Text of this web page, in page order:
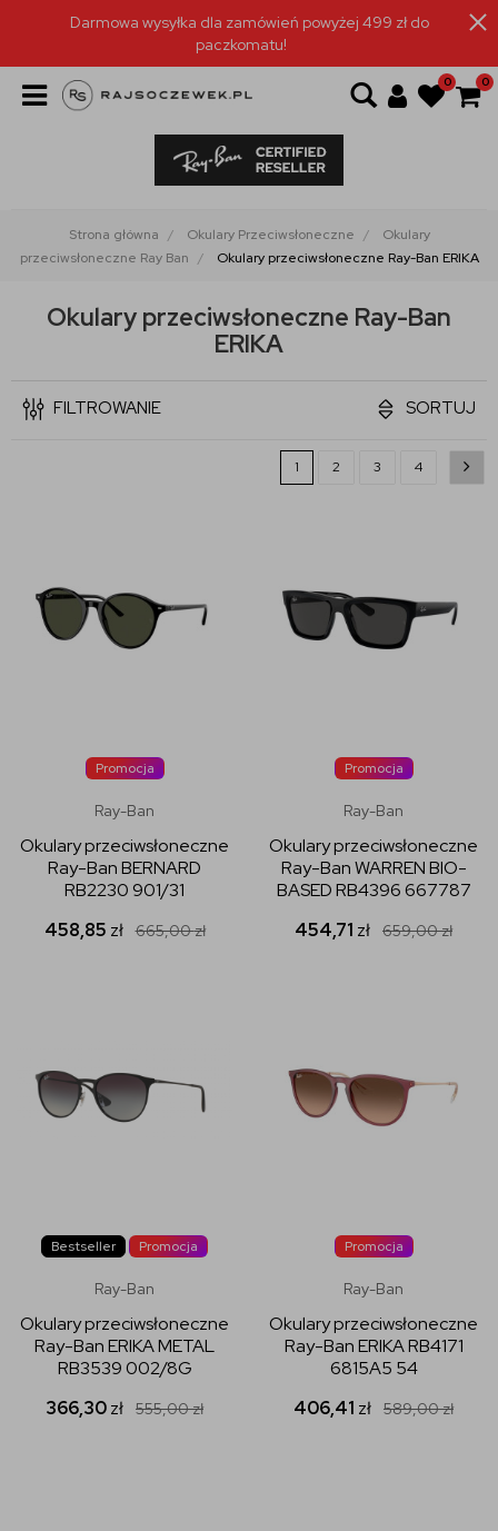
Darmowa wysyłka dla zamówień powyżej 499 zł do
paczkomatu!
0 0
Strona główna Okulary Przeciwsłoneczne
Okulary
przeciwsłoneczne Ray Ban
Okulary przeciwsłoneczne Ray-Ban ERIKA
Okulary przeciwsłoneczne Ray-Ban
ERIKA
FILTROWANIE SORTUJ
1 2 3 4
Promocja
Ray-Ban
Okulary przeciwsłoneczne
Ray-Ban BERNARD
RB2230 901/31
458,85 zł 665,00zł
Promocja
Ray-Ban
Okulary przeciwsłoneczne
Ray-Ban WARREN BIO-
BASED RB4396 667787
454,71 zł 659,00zł
Bestseller Promocja
Ray-Ban
Okulary przeciwsłoneczne
Ray-Ban ERIKA METAL
RB3539 002/8G
366,30zł 555,00zł
Promocja
Ray-Ban
Okulary przeciwsłoneczne
Ray-Ban ERIKA RB4171
6815A5 54
406,41 zł 589,00zł